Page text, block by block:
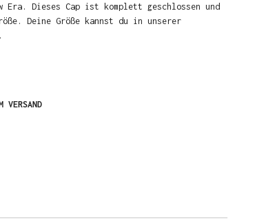
Era. Dieses Cap ist komplett geschlossen und
Deine Größe kannst du in unserer